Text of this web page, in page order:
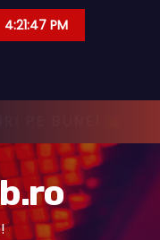
4:21:48 PM